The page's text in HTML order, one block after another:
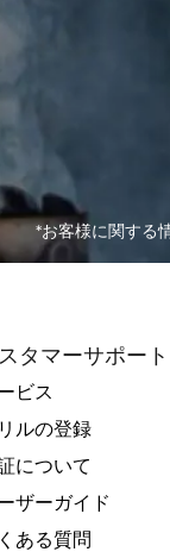
*お客様に関する
タマーサポート
ビス
ルの登録
について
ザーガイド
ある質問